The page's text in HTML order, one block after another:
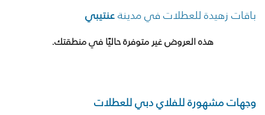
باقات زهيدة للعطلات في مدينةعنتيبي
هذه العروض غير متوفرة حاليًا في منطقتك.
وجهات مشهورة للفلاي دبي للعطلات